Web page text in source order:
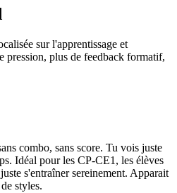
sur l'apprentissage et
pression, plus de feedback formatif,
combo, sans score. Tu vois juste
Idéal pour les CP-CE1, les élèves
s'entraîner sereinement. Apparait
styles.